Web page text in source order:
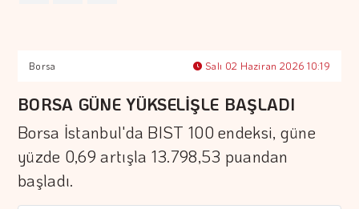
Borsa Salı 02 Haziran 2026 10:19
BORSA GÜNE YÜKSELİŞLE BAŞLADI
Borsa İstanbul'da BIST 100 endeksi, güne
yüzde 0,69 artışla 13.798,53 puandan
başladı.